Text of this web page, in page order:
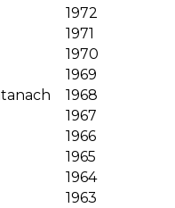
1972
1971
1970
1969
1968
1967
1966
1965
1964
1963